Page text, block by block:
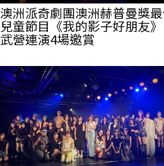
澳洲派奇劇團澳洲赫普曼獎
兒童節目《我的影子好朋友
武營連演4場邀賞